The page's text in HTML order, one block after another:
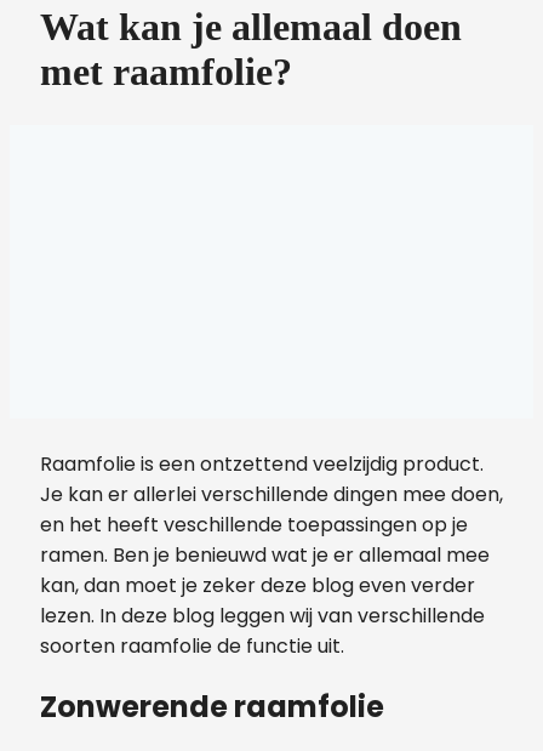
Wat kan je allemaal doen
met raamfolie?
Raamfolie is een ontzettend veelzijdig product.
Je kan er allerlei verschillende dingen mee doen,
en het heeft veschillende toepassingen op je
ramen. Ben je benieuwd wat je er allemaal mee
kan, dan moet je zeker deze blog even verder
lezen. In deze blog leggen wij van verschillende
soorten raamfolie de functie uit.
Zonwerende raamfolie